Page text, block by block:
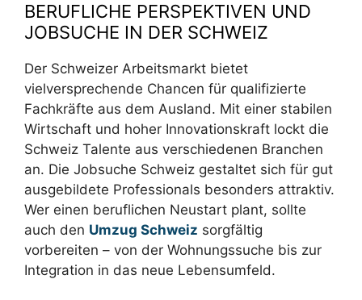
BERUFLICHE PERSPEKTIVEN UND
JOBSUCHE IN DER SCHWEIZ
Der Schweizer Arbeitsmarkt bietet
vielversprechende Chancen für qualifizierte
Fachkräfte aus dem Ausland. Mit einer stabilen
Wirtschaft und hoher Innovationskraft lockt die
Schweiz Talente aus verschiedenen Branchen
an. Die Jobsuche Schweiz gestaltet sich für gut
ausgebildete Professionals besonders attraktiv.
Wer einen beruflichen Neustart plant, sollte
auch den Umzug Schweiz sorgfältig
vorbereiten – von der Wohnungssuche bis zur
Integration in das neue Lebensumfeld.